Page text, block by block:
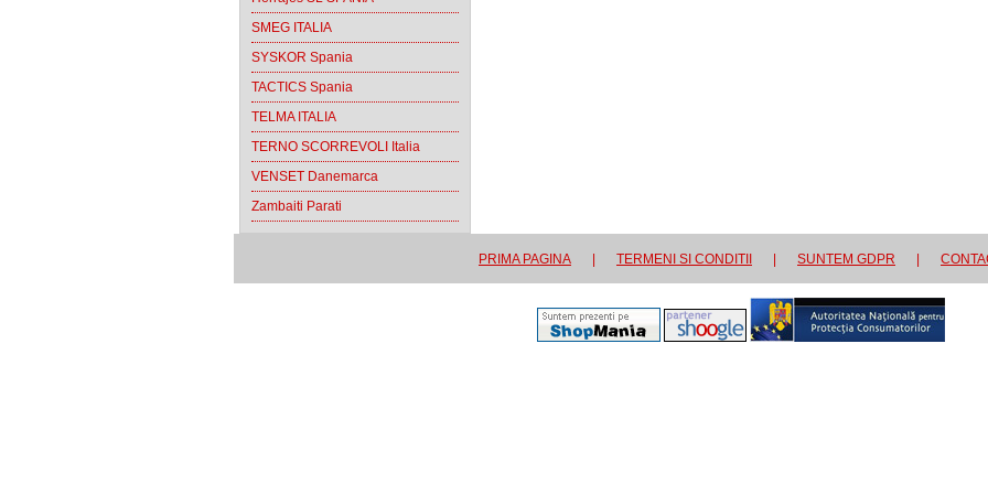
SMEG ITALIA
SYSKOR Spania
TACTICS Spania
TELMA ITALIA
TERNO SCORREVOLI Italia
VENSET Danemarca
Zambaiti Parati
PRIMA PAGINA TERMENI SI CONDITII SUNTEM GDPR